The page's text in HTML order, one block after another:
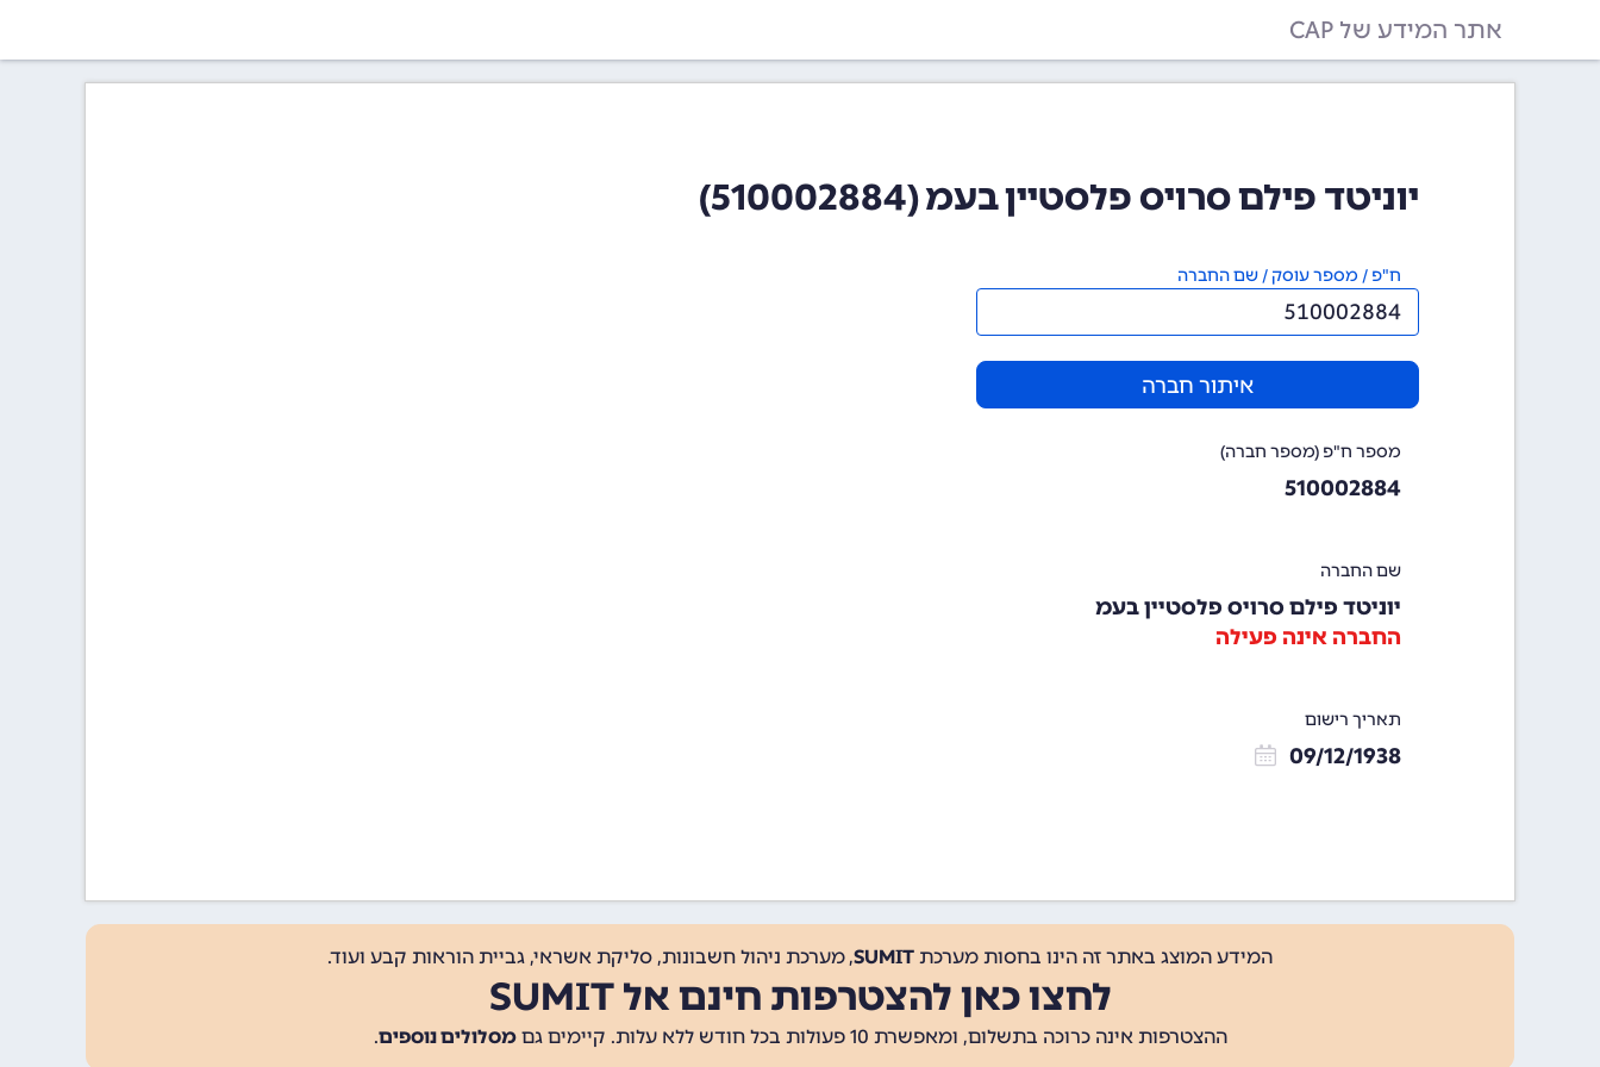
אתר המידע של CAP
יוניטד פילם סרויס פלסטיין בעמ (510002884)
ח"פ / מספר עוסק / שם החברה
איתור חברה
מספר ח"פ (מספר חברה)
510002884
שם החברה
יוניטד פילם סרויס פלסטיין בעמ
החברה אינה פעילה
תאריך רישום
09/12/1938
המידע המוצג באתר זה הינו בחסות מערכת SUMIT, מערכת ניהול חשבונות, סליקת אשראי, גביית הוראות קבע ועוד.
לחצו כאן להצטרפות חינם אל SUMIT
ההצטרפות אינה כרוכה בתשלום, ומאפשרת 10 פעולות בכל חודש ללא עלות. קיימים גם מסלולים נוספים.